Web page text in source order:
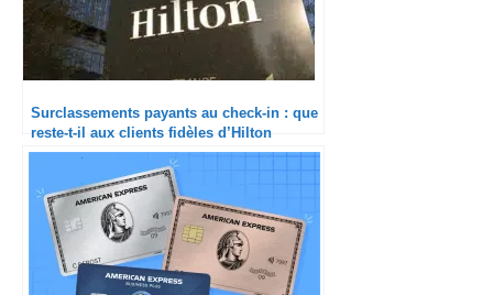
Surclassements payants au check-in : que
reste-t-il aux clients fidèles d’Hilton
Honors ?